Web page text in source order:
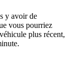
y avoir de
vous pourriez
plus récent,